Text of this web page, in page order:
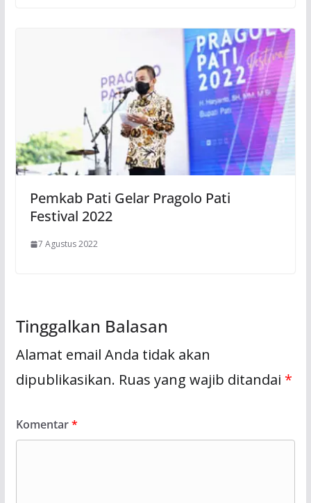
Pemkab Pati Gelar Pragolo Pati
Festival 2022
7 Agustus 2022
Tinggalkan Balasan
Alamat email Anda tidak akan
dipublikasikan. Ruas yang wajib ditandai *
Komentar*